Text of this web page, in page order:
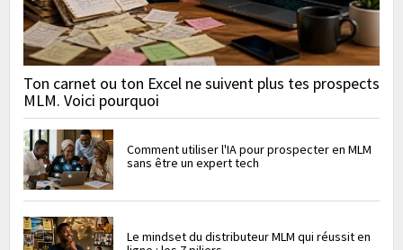
Ton carnet ou ton Excel ne suivent plus tes prospects
MLM. Voici pourquoi
Comment utiliser l'IA pour prospecter en MLM
sans être un expert tech
Le mindset du distributeur MLM qui réussit en